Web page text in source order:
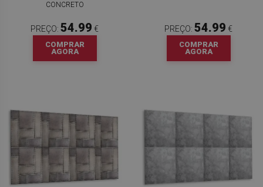
CONCRETO
PREÇO: 54.99 €
COMPRAR
AGORA
PREÇO: 54.99 €
COMPRAR
AGORA